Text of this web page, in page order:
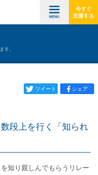
今すぐ
支援する
す。
ツイート シェア
段上を行く「知られ
知り親しんでもらうリレー